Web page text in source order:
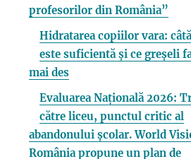
profesorilor din România”
Hidratarea copiilor vara:
este suficientă și ce greșeli
mai des
Evaluarea Națională 2026:
către liceu, punctul critic al
abandonului școlar. World
România propune un plan de